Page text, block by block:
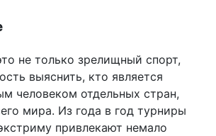
не только зрелищный спорт,
выяснить, кто является
человеком отдельных стран,
мира. Из года в год турниры
привлекают немало